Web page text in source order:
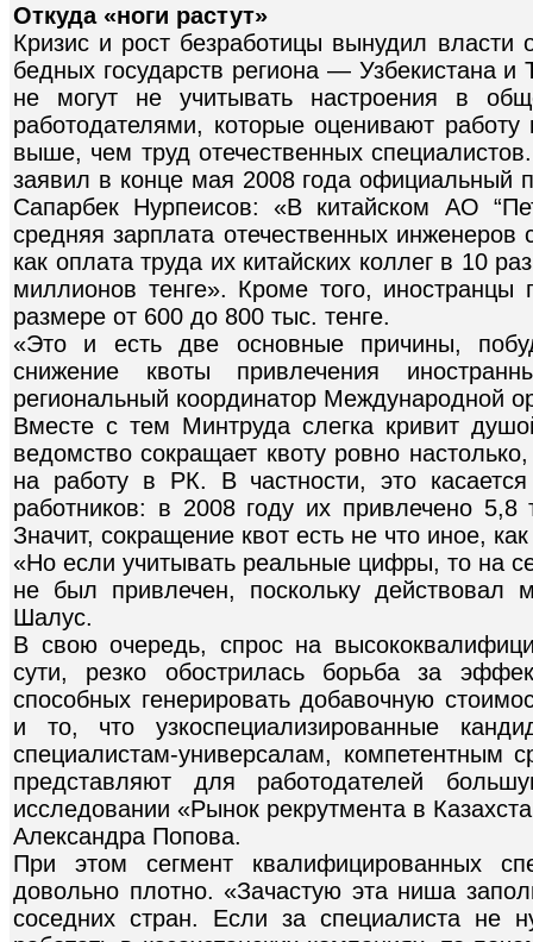
Откуда «ноги растут»
Кризис и рост безработицы вынудил власти
бедных государств региона — Узбекистана и
не могут не учитывать настроения в
работодателями, которые оценивают
выше, чем труд отечественных
заявил в конце мая 2008 года официальный
Сапарбек Нурпеисов: «В китайском АО
средняя зарплата отечественных инженеров
как оплата труда их китайских коллег в 10
миллионов тенге». Кроме того,
размере от 600 до 800 тыс. тенге.
«Это и есть две основные причины,
снижение квоты привлечения
региональный координатор Международной
Вместе с тем Минтруда слегка кривит
ведомство сокращает квоту ровно
на работу в РК. В частности, это касается
работников: в 2008 году их привлечено
Значит, сокращение квот есть не что иное,
«Но если учитывать реальные цифры, то на
не был привлечен, поскольку действовал
Шалус.
В свою очередь, спрос на
сути, резко обострилась борьба за
способных генерировать добавочную
и то, что узкоспециализированные
специалистам-универсалам, компетентным
представляют для работодателей
исследовании «Рынок рекрутмента в
Александра Попова.
При этом сегмент квалифицированных
довольно плотно. «Зачастую эта ниша
соседних стран. Если за специалиста не